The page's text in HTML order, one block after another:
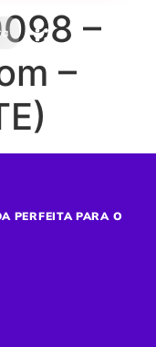
–
–
PERFEITA PARA O